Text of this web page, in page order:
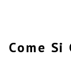
Come Si